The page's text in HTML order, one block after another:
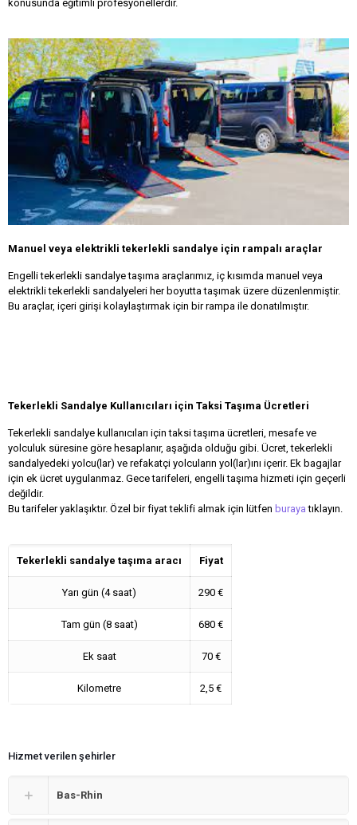
konusunda eğitimli profesyonellerdir.
Manuel veya elektrikli tekerlekli sandalye için rampalı araçlar
Engelli tekerlekli sandalye taşıma araçlarımız, iç kısımda manuel veya
elektrikli tekerlekli sandalyeleri her boyutta taşımak üzere düzenlenmiştir.
Bu araçlar, içeri girişi kolaylaştırmak için bir rampa ile donatılmıştır.
Tekerlekli Sandalye Kullanıcıları için Taksi Taşıma Ücretleri
Tekerlekli sandalye kullanıcıları için taksi taşıma ücretleri, mesafe ve
yolculuk süresine göre hesaplanır, aşağıda olduğu gibi. Ücret, tekerlekli
sandalyedeki yolcu(lar) ve refakatçi yolcuların yol(lar)ını içerir. Ek bagajlar
için ek ücret uygulanmaz. Gece tarifeleri, engelli taşıma hizmeti için geçerli
değildir.
Bu tarifeler yaklaşıktır. Özel bir fiyat teklifi almak için lütfen buraya tıklayın.
Tekerlekli sandalye taşıma aracı Fiyat
Yarı gün (4 saat) 290 €
Tam gün (8 saat) 680 €
Ek saat 70 €
Kilometre 2,5 €
Hizmet verilen şehirler
Bas-Rhin